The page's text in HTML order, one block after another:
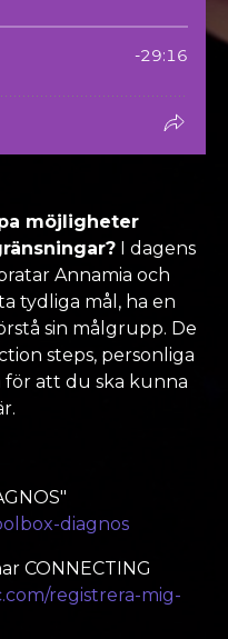
möjligheter
I dagens
Annamia och
tydliga mål, ha en
sin målgrupp. De
steps, personliga
att du ska kunna
diagnos
CONNECTING
registrera-mig-